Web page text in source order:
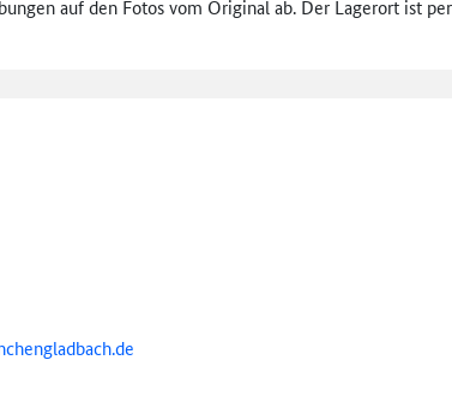
auf den Fotos vom Original ab. Der Lagerort ist